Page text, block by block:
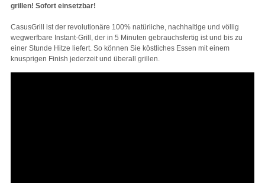
grillen! Sofort einsetzbar!
CasusGrill ist der revolutionäre 100% natürliche, nachhaltige und völlig
wegwerfbare Instant-Grill, der in 5 Minuten gebrauchsfertig ist und bis zu
einer Stunde Hitze liefert. So können Sie köstliches Essen mit einem
knusprigen Finish jederzeit und überall grillen.